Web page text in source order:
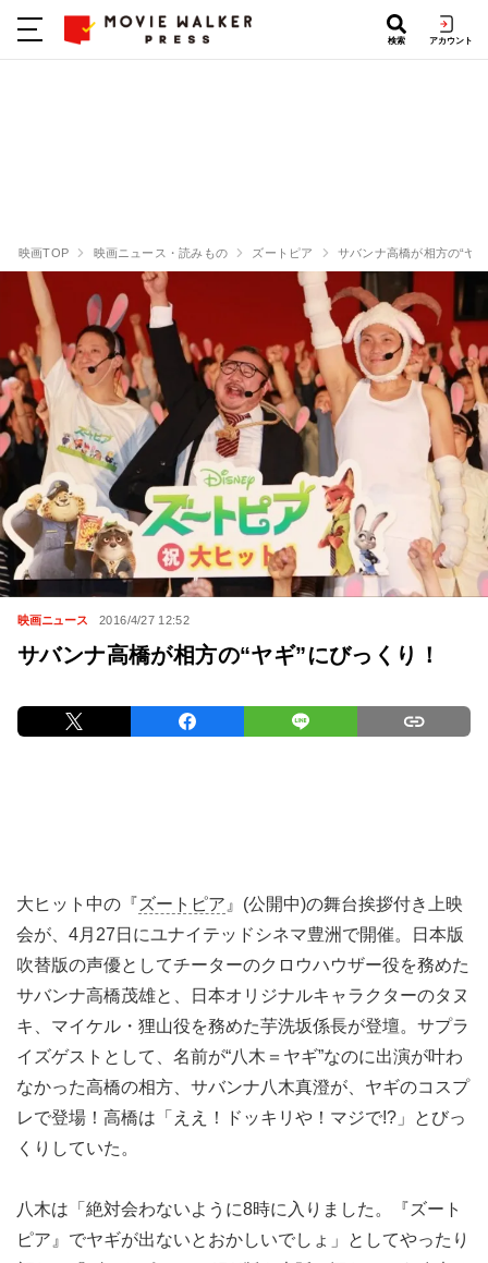
検索 アカウント
映画TOP 映画ニュース・読みもの ズートピア サバンナ高橋が相方の“ヤ
映画ニュース 2016/4/27 12:52
サバンナ高橋が相方の“ヤギ”にびっくり！
大ヒット中の『ズートピア 』(公開中)の舞台挨拶付き上映
会が、4月27日にユナイテッドシネマ豊洲で開催。日本版
吹替版の声優としてチーターのクロウハウザー役を務めた
サバンナ高橋茂雄と、日本オリジナルキャラクターのタヌ
キ、マイケル・狸山役を務めた芋洗坂係長が登壇。サプラ
イズゲストとして、名前が“八木＝ヤギ”なのに出演が叶わ
なかった高橋の相方、サバンナ八木真澄が、ヤギのコスプ
レで登場！高橋は「ええ！ドッキリや！マジで!?」とびっ
くりしていた。
八木は「絶対会わないように8時に入りました。『ズート
ピア』でヤギが出ないとおかしいでしょ」としてやったり